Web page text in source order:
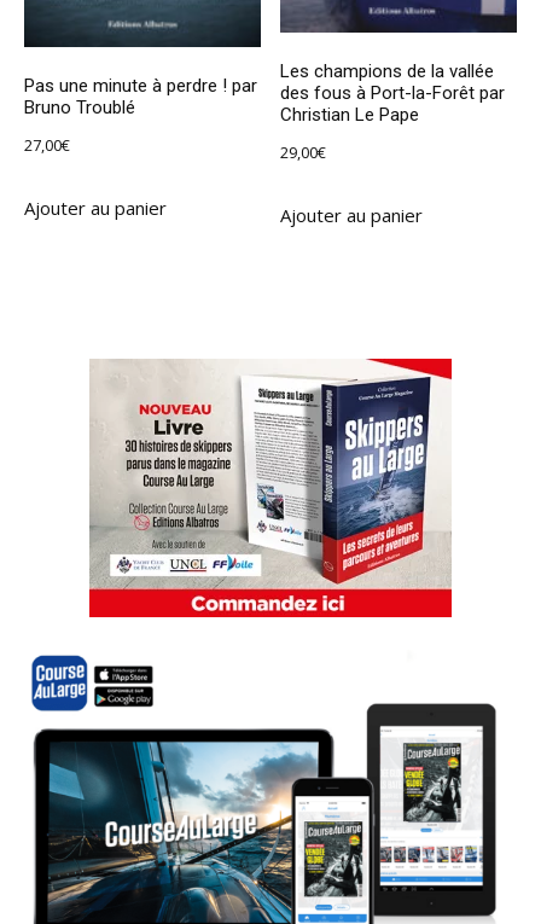
Pas une minute à perdre ! par
Bruno Troublé
27,00€
Ajouter au panier
Les champions de la vallée
des fous à Port-la-Forêt par
Christian Le Pape
29,00€
Ajouter au panier